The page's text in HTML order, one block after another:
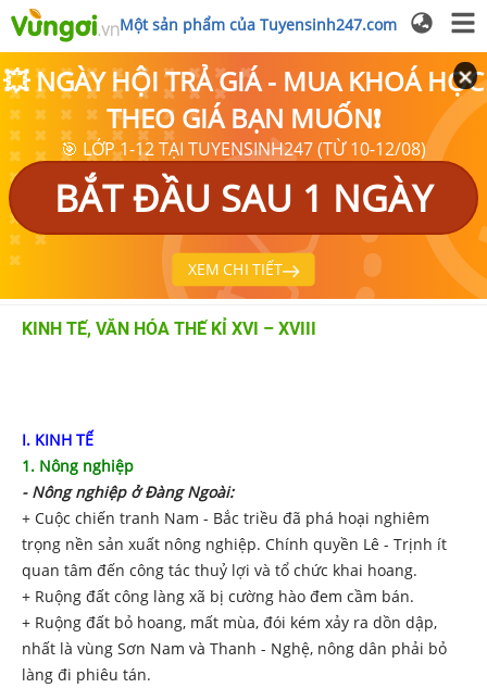
Một sản phẩm của Tuyensinh247.com
💥 NGÀY HỘI TRẢ GIÁ - MUA KHOÁ HỌC
THEO GIÁ BẠN MUỐN❗
🎯 LỚP 1-12 TẠI TUYENSINH247 (TỪ 10-12/08)
BẮT ĐẦU SAU 1 NGÀY
XEM CHI TIẾT
KINH TẾ, VĂN HÓA THẾ KỈ XVI – XVIII
I. KINH TẾ
1. Nông nghiệp
- Nông nghiệp ở Đàng Ngoài:
+ Cuộc chiến tranh Nam - Bắc triều đã phá hoại nghiêm
trọng nền sản xuất nông nghiệp. Chính quyền Lê - Trịnh ít
quan tâm đến công tác thuỷ lợi và tổ chức khai hoang.
+ Ruộng đất công làng xã bị cường hào đem cầm bán.
+ Ruộng đất bỏ hoang, mất mùa, đói kém xảy ra dồn dập,
nhất là vùng Sơn Nam và Thanh - Nghệ, nông dân phải bỏ
làng đi phiêu tán.